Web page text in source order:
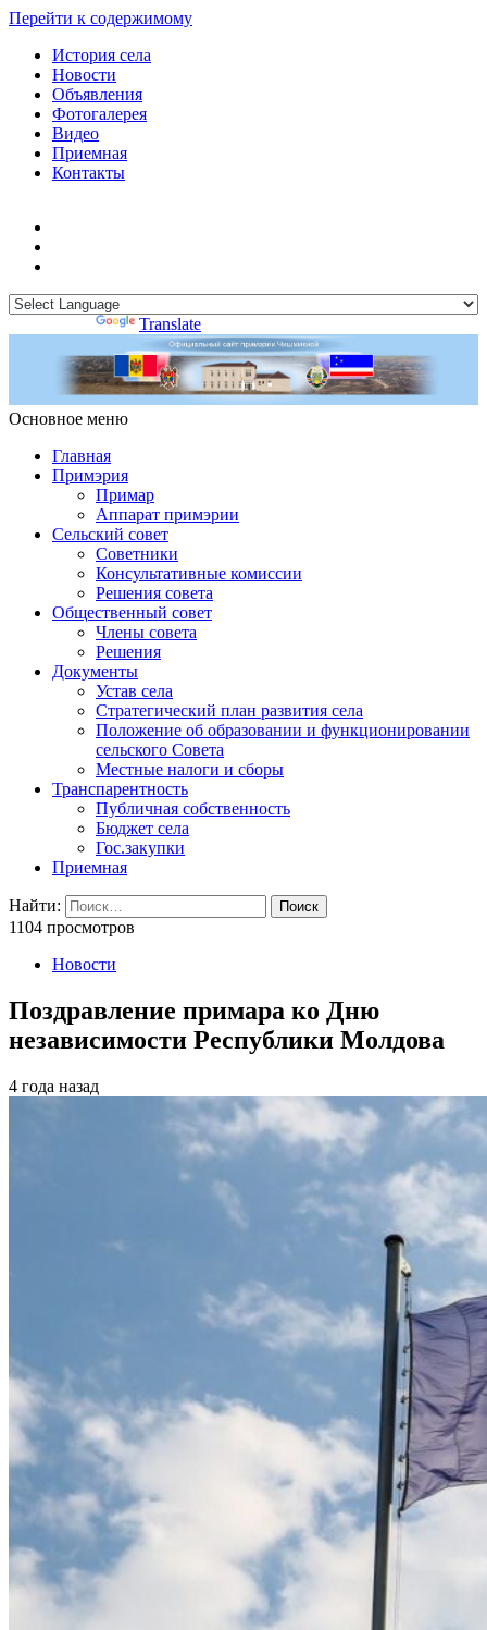
Перейти к содержимому
История села
Новости
Объявления
Фотогалерея
Видео
Приемная
Контакты
Translate
Основное меню
Примэрия Чишмикиой
Главная
Примэрия
Примар
Аппарат примэрии
Сельский совет
Советники
Консультативные комиссии
Решения совета
Общественный совет
Члены совета
Решения
Документы
Устав села
Стратегический план развития села
Положение об образовании и функционировании
сельского Совета
Местные налоги и сборы
Транспарентность
Публичная собственность
Бюджет села
Гос.закупки
Приемная
Найти:
1104 просмотров
Новости
Поздравление примара ко Дню
независимости Республики Молдова
4 года назад